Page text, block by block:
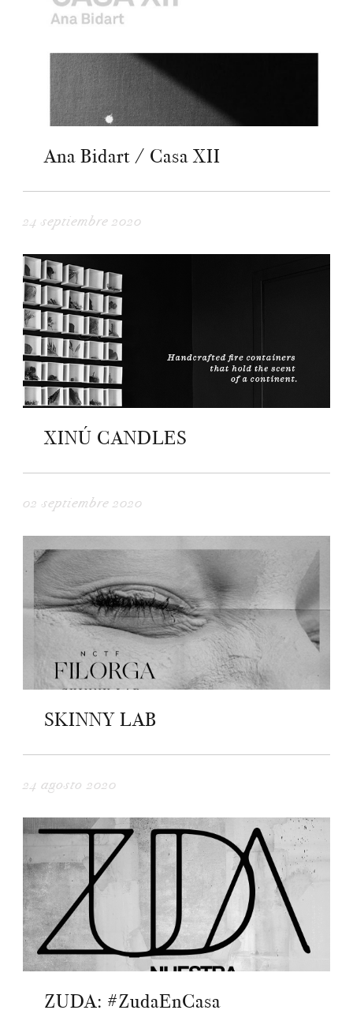
Ana Bidart / Casa XII
24 septiembre 2020
XINÚ CANDLES
02 septiembre 2020
SKINNY LAB
24 agosto 2020
ZUDA: #ZudaEnCasa